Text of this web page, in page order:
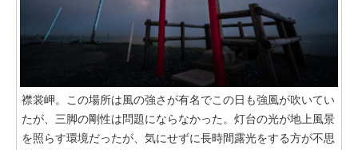
襟裳岬。この場所は風の強さが有名でこの日も強風が吹いてい
たが、三脚の剛性は問題にならなかった。灯台の光が地上風景
を照らす環境だったが、気にせずに長時間露光をする方が不思